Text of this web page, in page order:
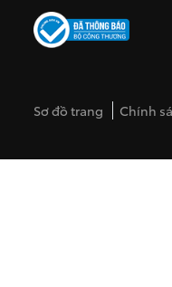
Sơ đồ trang Chính